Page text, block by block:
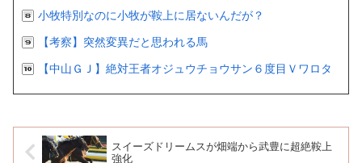
小牧特別なのに小牧が鞍上に居ないんだが？
【考察】突然変異だと思われる馬
【中山ＧＪ】絶対王者オジュウチョウサン６度目Ｖワロタ
スイーズドリームスが畑端から武豊に超絶鞍上
強化